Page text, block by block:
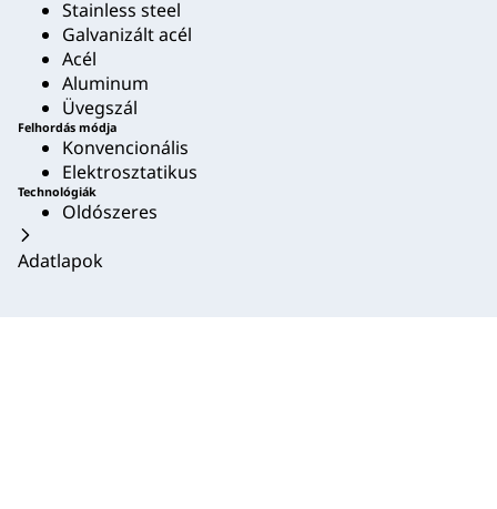
Stainless steel
Galvanizált acél
Acél
Aluminum
Üvegszál
Felhordás módja
Konvencionális
Elektrosztatikus
Technológiák
Oldószeres
Adatlapok